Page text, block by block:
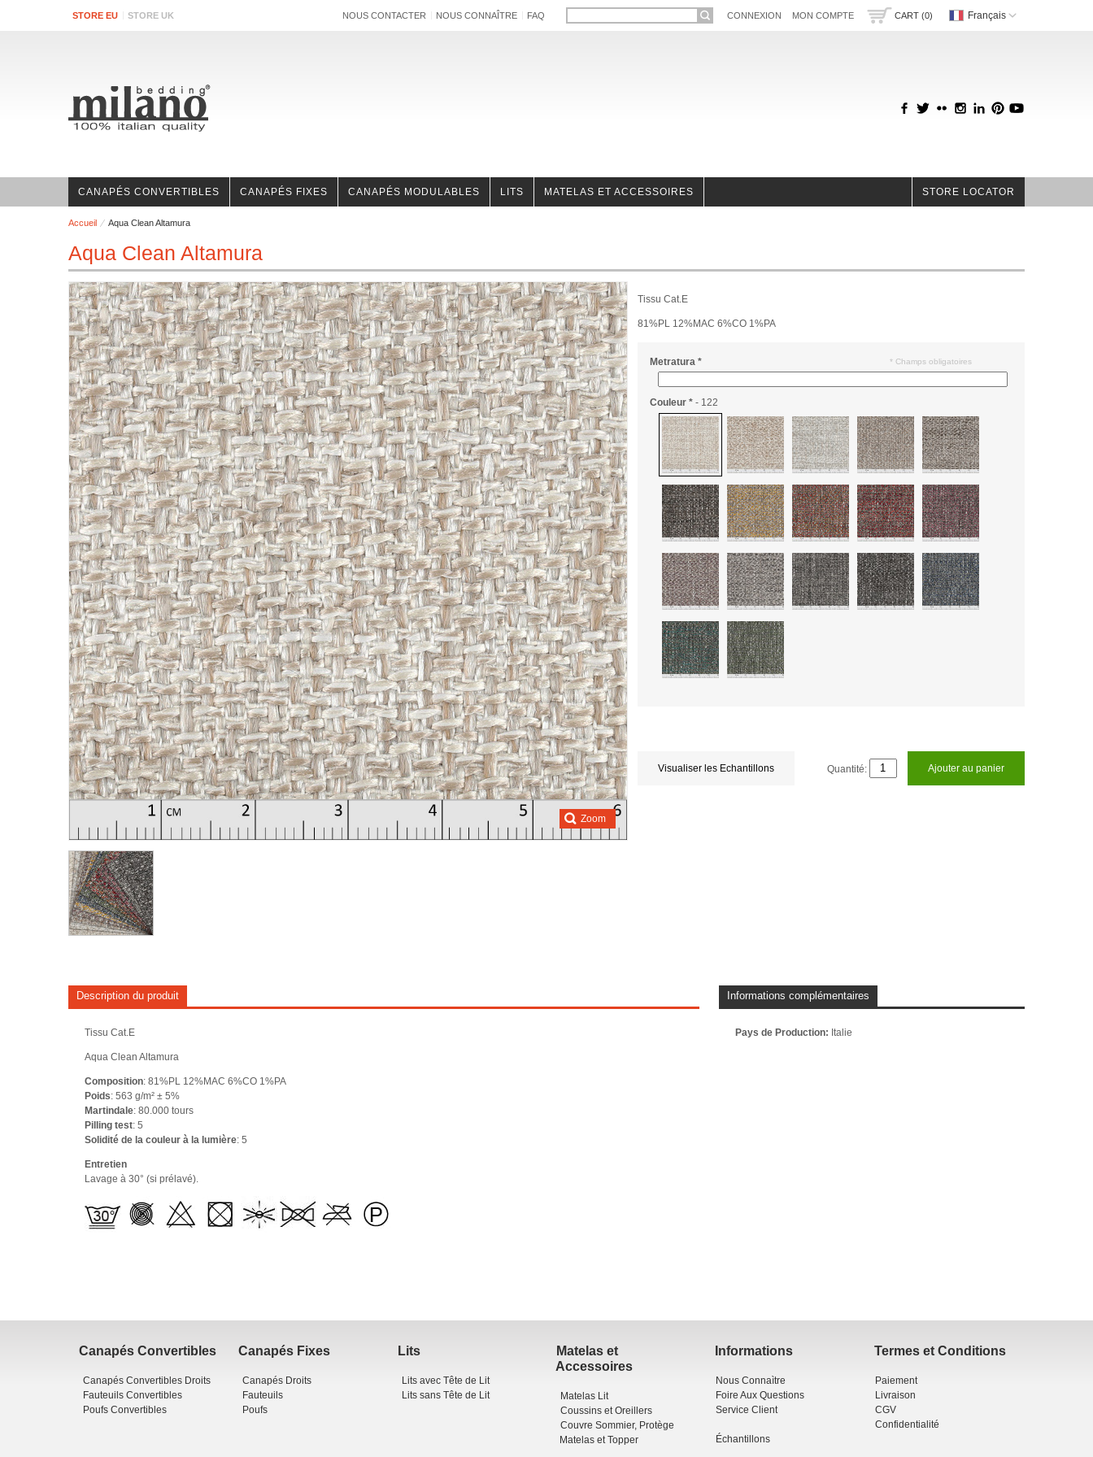
STORE EU STORE UK Français
CART (0)
CONNEXION MON COMPTE
NOUS CONTACTER NOUS CONNAÎTRE FAQ
CANAPÉS CONVERTIBLES CANAPÉS FIXES CANAPÉS MODULABLES LITS MATELAS ET ACCESSOIRES STORE LOCATOR
Accueil Aqua Clean Altamura
Aqua Clean Altamura
Zoom
Tissu Cat.E
81%PL 12%MAC 6%CO 1%PA
Metratura*
Couleur* - 122
* Champs obligatoires
Visualiser les Echantillons Quantité: Ajouter au panier
Description du produit
Tissu Cat.E
Aqua Clean Altamura
Composition: 81%PL 12%MAC 6%CO 1%PA
Poids: 563 g/m² ± 5%
Martindale: 80.000 tours
Pilling test: 5
Solidité de la couleur à la lumière: 5
Entretien
Lavage à 30° (si prélavé).
Informations complémentaires
Pays de Production: Italie
Canapés Convertibles
Canapés Convertibles Droits
Fauteuils Convertibles
Poufs Convertibles
Canapés Fixes
Canapés Droits
Fauteuils
Poufs
Lits
Lits avec Tête de Lit
Lits sans Tête de Lit
Matelas et
Accessoires
Matelas Lit
Coussins et Oreillers
Couvre Sommier, Protège
Matelas et Topper
Informations
Nous Connaìtre
Foire Aux Questions
Service Client
Échantillons
Termes et Conditions
Paiement
Livraison
CGV
Confidentialité